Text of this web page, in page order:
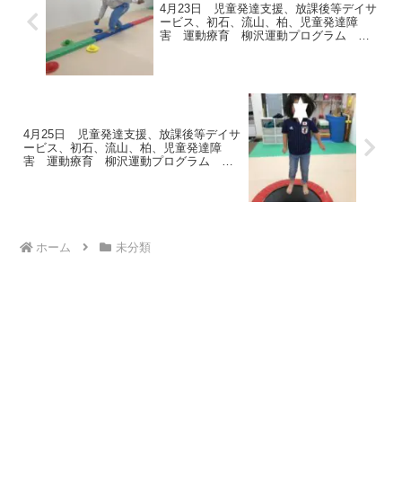
4月23日 児童発達支援、放課後等デイサ
ービス、初石、流山、柏、児童発達障
害 運動療育 柳沢運動プログラム こ
4月25日 児童発達支援、放課後等デイサ
ービス、初石、流山、柏、児童発達障
害 運動療育 柳沢運動プログラム こ
ホーム 未分類